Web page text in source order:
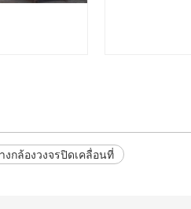
งกล้องวงจรปิดเคลื่อนที่